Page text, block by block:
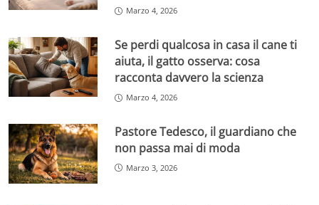
Marzo 4, 2026
Se perdi qualcosa in casa il cane ti
aiuta, il gatto osserva: cosa
racconta davvero la scienza
Marzo 4, 2026
Pastore Tedesco, il guardiano che
non passa mai di moda
Marzo 3, 2026